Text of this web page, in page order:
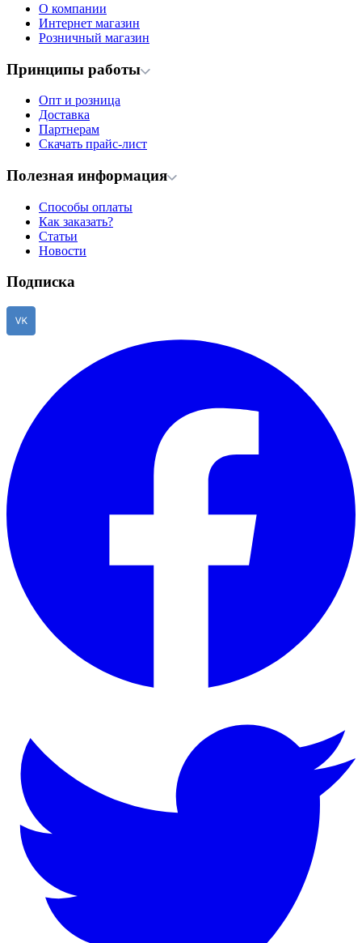
О компании
Интернет магазин
Розничный магазин
Принципы работы
Опт и розница
Доставка
Партнерам
Скачать прайс-лист
Полезная информация
Способы оплаты
Как заказать?
Статьи
Новости
Подписка